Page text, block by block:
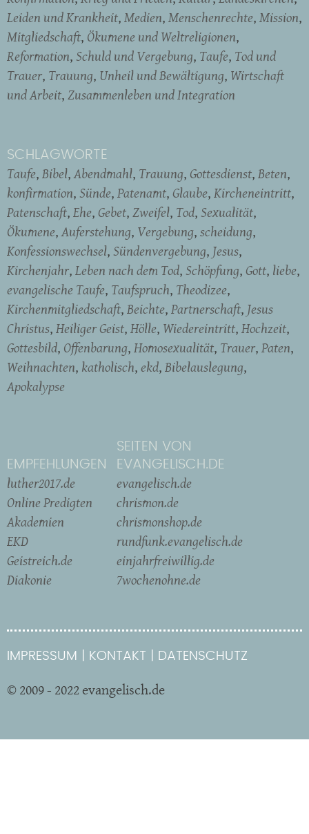
Leiden und Krankheit Medien Menschenrechte Mission
Mitgliedschaft Ökumene und Weltreligionen
Reformation Schuld und Vergebung Taufe Tod und
Trauer Trauung Unheil und Bewältigung Wirtschaft
und Arbeit Zusammenleben und Integration
SCHLAGWORTE
Taufe Bibel Abendmahl Trauung Gottesdienst Beten
konfirmation Sünde Patenamt Glaube Kircheneintritt
Patenschaft Ehe Gebet Zweifel Tod Sexualität
Ökumene Auferstehung Vergebung scheidung
Konfessionswechsel Sündenvergebung Jesus
Kirchenjahr Leben nach dem Tod Schöpfung Gott liebe
evangelische Taufe Taufspruch Theodizee
Kirchenmitgliedschaft Beichte Partnerschaft Jesus
Christus Heiliger Geist Hölle Wiedereintritt Hochzeit
Gottesbild Offenbarung Homosexualität Trauer Paten
Weihnachten katholisch ekd Bibelauslegung
Apokalypse
EMPFEHLUNGEN
luther2017.de
Online Predigten
Akademien
EKD
Geistreich.de
Diakonie
SEITEN VON
EVANGELISCH.DE
evangelisch.de
chrismon.de
chrismonshop.de
rundfunk.evangelisch.de
einjahrfreiwillig.de
7wochenohne.de
IMPRESSUM KONTAKT DATENSCHUTZ
© 2009 - 2022 evangelisch.de